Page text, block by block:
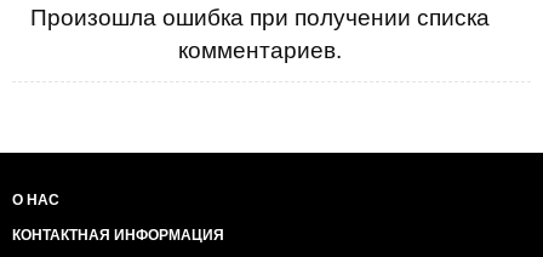
Произошла ошибка при получении списка
комментариев.
О НАС
КОНТАКТНАЯ ИНФОРМАЦИЯ